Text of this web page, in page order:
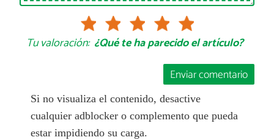
Tu valoración: ¿Qué te ha parecido el artículo?
Enviar comentario
Si no visualiza el contenido, desactive
cualquier adblocker o complemento que pueda
estar impidiendo su carga.